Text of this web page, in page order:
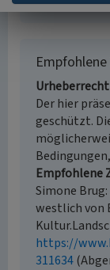
Der hier
geschützt.
Empfohlene
Simone
westlich von
https://
311634